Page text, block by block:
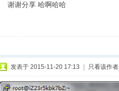
谢谢分享 哈啊哈哈
发表于 2015-11-20 17:13 只看该作者